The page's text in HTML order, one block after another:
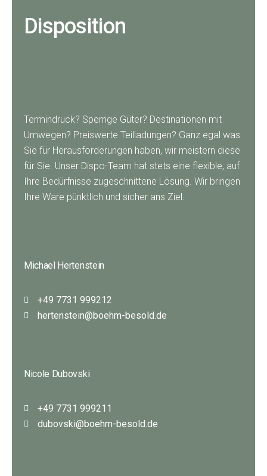
Disposition
Termindruck? Sperrige Güter? Destinationen mit
Umwegen? Preiswerte Teilladungen? Ganz egal was
Sie für Herausforderungen haben, wir meistern diese
für Sie. Unser Dispo-Team hat stets eine flexible, auf
Ihre Bedürfnisse zugeschnittene Lösung. Wir bringen
Ihre Ware pünktlich und sicher ans Ziel.
Michael Hertenstein
+49 7731 999212
hertenstein@boehm-besold.de
Nicole Dubovski
+49 7731 999211
dubovski@boehm-besold.de